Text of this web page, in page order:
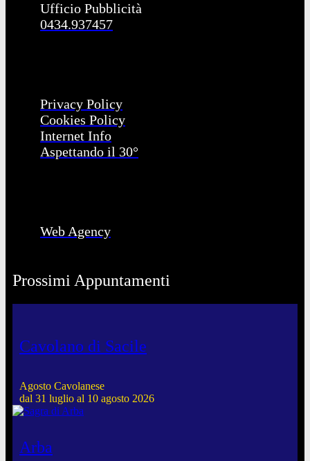
Ufficio Pubblicità
0434.937457
Privacy Policy
Cookies Policy
Internet Info
Aspettando il 30°
Web Agency
Prossimi Appuntamenti
Cavolano di Sacile
Agosto Cavolanese
dal 31 luglio al 10 agosto 2026
Arba